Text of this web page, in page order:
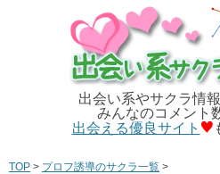
出会い系やサクラ情
みんなのコメント
出会える優良サイト
TOP > プロフ誘導のサクラ一覧 >